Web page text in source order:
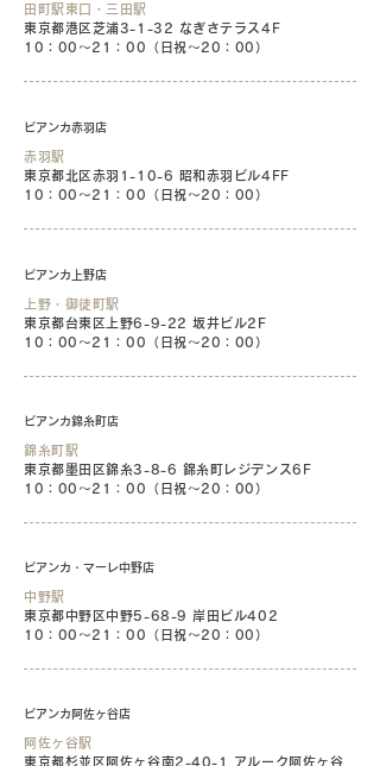
田町駅東口・三田駅
東京都港区芝浦3-1-32 なぎさテラス4F
10：00〜21：00（日祝〜20：00）
ビアンカ赤羽店
赤羽駅
東京都北区赤羽1-10-6 昭和赤羽ビル4FF
10：00〜21：00（日祝〜20：00）
ビアンカ上野店
上野・御徒町駅
東京都台東区上野6-9-22 坂井ビル2F
10：00〜21：00（日祝〜20：00）
ビアンカ錦糸町店
錦糸町駅
東京都墨田区錦糸3-8-6 錦糸町レジデンス6F
10：00〜21：00（日祝〜20：00）
ビアンカ・マーレ中野店
中野駅
東京都中野区中野5-68-9 岸田ビル402
10：00〜21：00（日祝〜20：00）
ビアンカ阿佐ヶ谷店
阿佐ヶ谷駅
東京都杉並区阿佐ヶ谷南2-40-1 アルーク阿佐ヶ谷